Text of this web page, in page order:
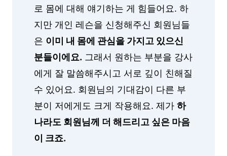
로 몸에 대해 얘기하는 게 힘들어요. 하
지만 개인 레슨을 신청해주신 회원님들
은 이미 내 몸에 관심을 가지고 있으신
분들이에요. 그래서 원하는 부분을 강사
에게 잘 말씀해주시고 서로 깊이 친해질
수 있어요. 회원님의 기대감이 다른 부
분이 저에게도 크게 작용해요. 제가 하
나라도 회원님께 더 해드리고 싶은 마음
이 크죠.